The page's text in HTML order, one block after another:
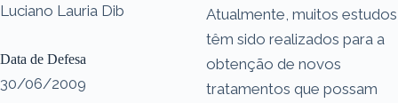
Luciano Lauria Dib
Data de Defesa
30/06/2009
Atualmente, muitos estudos
têm sido realizados para a
obtenção de novos
tratamentos que possam